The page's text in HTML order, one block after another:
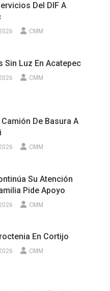
Del DIF A
CMM
Sin Luz En Acatepec
CMM
Camión De Basura A
CMM
Su Atención
Pide Apoyo
CMM
En Cortijo
CMM